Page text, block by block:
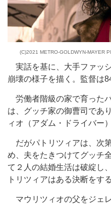
(C)2021 METRO-GOLDWYN-MAYER
実話を基に、大手ファッ
崩壊の様子を描く。監督は
労働者階級の家で育った
は、グッチ家の御曹司であ
ィオ（アダム・ドライバー
だがパトリツィアは、次
め、夫をたきつけてグッチ
て２人の結婚生活は破綻し
トリツィアはある決断をする
マウリツィオの父をジェ